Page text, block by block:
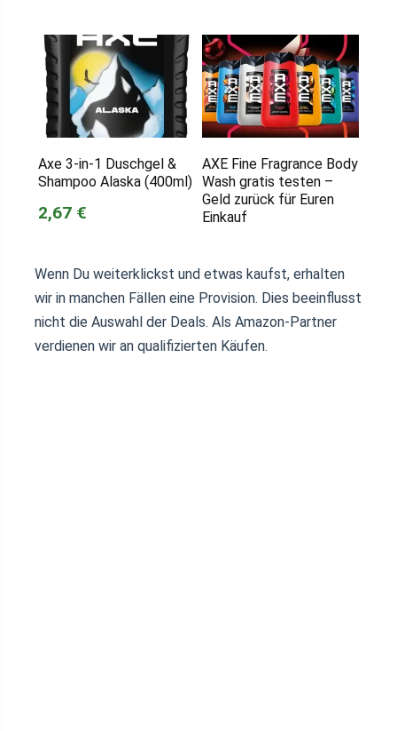
Axe 3-in-1 Duschgel &
Shampoo Alaska (400ml)
2,67 €
AXE Fine Fragrance Body
Wash gratis testen –
Geld zurück für Euren
Einkauf
Wenn Du weiterklickst und etwas kaufst, erhalten
wir in manchen Fällen eine Provision. Dies beeinflusst
nicht die Auswahl der Deals. Als Amazon-Partner
verdienen wir an qualifizierten Käufen.